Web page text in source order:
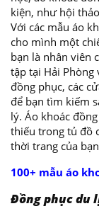
kiện, như hội
Với các mẫu áo
cho mình một
bạn là nhân viên
tập tại Hải Phòng
đồng phục, các
để bạn tìm kiếm
lý. Áo khoác
thiếu trong tủ đồ
thời trang của
100+ mẫu áo
Đồng phục du